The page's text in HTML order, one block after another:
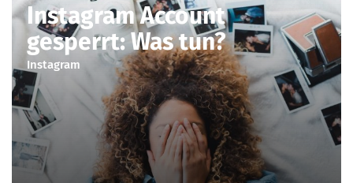
Instagram Account
gesperrt: Was tun?
Instagram